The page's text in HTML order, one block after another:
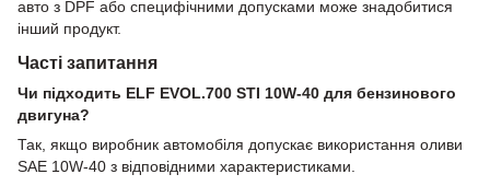
авто з DPF або специфічними допусками може знадобитися
інший продукт.
Часті запитання
Чи підходить ELF EVOL.700 STI 10W-40 для бензинового
двигуна?
Так, якщо виробник автомобіля допускає використання оливи
SAE 10W-40 з відповідними характеристиками.